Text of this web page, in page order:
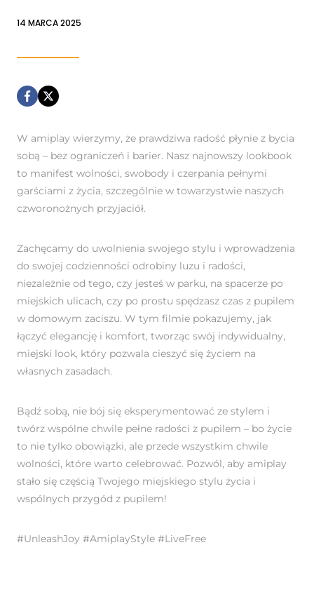
14 MARCA 2025
W amiplay wierzymy, że prawdziwa radość płynie z bycia
sobą – bez ograniczeń i barier. Nasz najnowszy lookbook
to manifest wolności, swobody i czerpania pełnymi
garściami z życia, szczególnie w towarzystwie naszych
czworonożnych przyjaciół.
Zachęcamy do uwolnienia swojego stylu i wprowadzenia
do swojej codzienności odrobiny luzu i radości,
niezależnie od tego, czy jesteś w parku, na spacerze po
miejskich ulicach, czy po prostu spędzasz czas z pupilem
w domowym zaciszu. W tym filmie pokazujemy, jak
łączyć elegancję i komfort, tworząc swój indywidualny,
miejski look, który pozwala cieszyć się życiem na
własnych zasadach.
Bądź sobą, nie bój się eksperymentować ze stylem i
twórz wspólne chwile pełne radości z pupilem – bo życie
to nie tylko obowiązki, ale przede wszystkim chwile
wolności, które warto celebrować. Pozwól, aby amiplay
stało się częścią Twojego miejskiego stylu życia i
wspólnych przygód z pupilem!
#UnleashJoy #AmiplayStyle #LiveFree